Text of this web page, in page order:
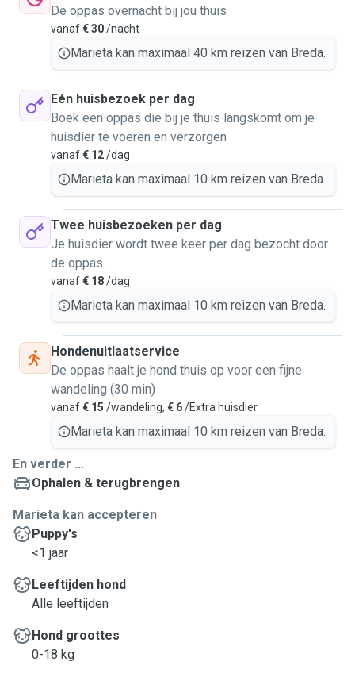
De oppas overnacht bij jou thuis
vanaf€ 30/nacht
Marieta kan maximaal 40 km reizen van Breda.
Eén huisbezoek per dag
Boek een oppas die bij je thuis langskomt om je
huisdier te voeren en verzorgen
vanaf€ 12/dag
Marieta kan maximaal 10 km reizen van Breda.
Twee huisbezoeken per dag
Je huisdier wordt twee keer per dag bezocht door
de oppas.
vanaf€ 18/dag
Marieta kan maximaal 10 km reizen van Breda.
Hondenuitlaatservice
De oppas haalt je hond thuis op voor een fijne
wandeling (30 min)
vanaf€ 15 /wandeling, € 6/Extra huisdier
Marieta kan maximaal 10 km reizen van Breda.
En verder ...
Ophalen & terugbrengen
Marieta kan accepteren
Puppy's
<1 jaar
Leeftijden hond
Alle leeftijden
Hond groottes
0-18 kg